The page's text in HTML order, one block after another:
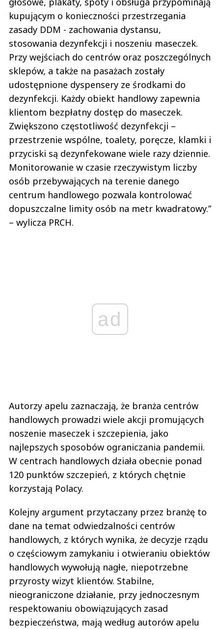
kupującym o konieczności przestrzegania
zasady DDM - zachowania dystansu,
stosowania dezynfekcji i noszeniu maseczek.
Przy wejściach do centrów oraz poszczególnych
sklepów, a także na pasażach zostały
udostępnione dyspensery ze środkami do
dezynfekcji. Każdy obiekt handlowy zapewnia
klientom bezpłatny dostęp do maseczek.
Zwiększono częstotliwość dezynfekcji –
przestrzenie wspólne, toalety, poręcze, klamki i
przyciski są dezynfekowane wiele razy dziennie.
Monitorowanie w czasie rzeczywistym liczby
osób przebywających na terenie danego
centrum handlowego pozwala kontrolować
dopuszczalne limity osób na metr kwadratowy.”
– wylicza PRCH.
ad
Autorzy apelu zaznaczają, że branża centrów
handlowych prowadzi wiele akcji promujących
noszenie maseczek i szczepienia, jako
najlepszych sposobów ograniczania pandemii.
W centrach handlowych działa obecnie ponad
120 punktów szczepień, z których chętnie
korzystają Polacy.
Kolejny argument przytaczany przez branżę to
dane na temat odwiedzalności centrów
handlowych, z których wynika, że decyzje rządu
o częściowym zamykaniu i otwieraniu obiektów
handlowych wywołują nagłe, niepotrzebne
przyrosty wizyt klientów. Stabilne,
nieograniczone działanie, przy jednoczesnym
respektowaniu obowiązujących zasad
bezpieczeństwa, mają według autorów apelu